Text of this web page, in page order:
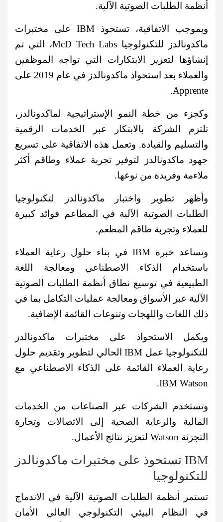
أنظمة الطلبات الصوتية الآلية.
وبموجب الاتفاقية، تستحوذ IBM على مختبرات
ماكدونالدز للتكنولوجيا McD Tech Labs، التي تم
إنشاؤها لتعزيز الابتكارات التي تواجه الموظفين
والعملاء بعد استحواذ ماكدونالدز في عام 2019 على
Apprente.
وكجزء من خطة النمو الإستراتيجية لماكدونالدز،
تلتزم الشركة بالابتكار عبر الخدمات الرقمية
والتسليم والقيادة. وتعمل هذه الاتفاقية على تسريع
جهود ماكدونالدز لتوفير تجربة عملاء وطاقم أكثر
ملاءمة وفريدة من نوعها.
وأظهر تطوير واختبار ماكدونالدز لتكنولوجيا
الطلبات الصوتية الآلية في المطاعم فوائد كبيرة
للعملاء وتجربة طاقم المطعم.
وتساعد خبرة IBM في بناء حلول رعاية العملاء
باستخدام الذكاء الاصطناعي ومعالجة اللغة
الطبيعية في توسيع نطاق أنظمة الطلبات الصوتية
الآلية عبر الأسواق ومعالجة عمليات التكامل بما في
ذلك اللغات واللهجات وتنوعات القائمة الإضافية.
ويكمل الاستحواذ على مختبرات ماكدونالدز
للتكنولوجيا عمل IBM الحالي لتطوير وتقديم حلول
رعاية العملاء القائمة على الذكاء الاصطناعي مع
IBM Watson.
وتستخدم الشركات عبر الصناعات من الخدمات
المالية والرعاية الصحية إلى الاتصالات وتجارة
التجزئة Watson لتعزيز نتائج الأعمال.
IBM تستحوذ على مختبرات ماكدونالدز
للتكنولوجيا
تستمر أنظمة الطلبات الصوتية الآلية في الاندماج
في النظام البيئي التكنولوجي العالي الأمان